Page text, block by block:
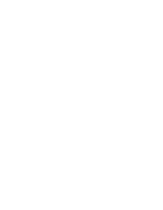
werkgevers’ van
inclusieve
naar